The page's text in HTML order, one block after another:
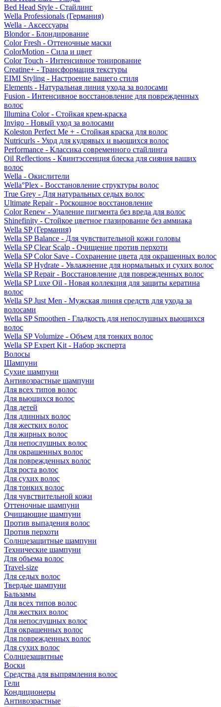
Bed Head Style - Стайлинг
Wella Professionals (Германия)
Wella - Аксессуары
Blondor - Блондирование
Color Fresh - Оттеночные маски
ColorMotion - Сила и цвет
Color Touch - Интенсивное тонирование
Creatine+ - Трансформация текстуры
EIMI Styling - Настроение вашего стиля
Elements - Натуральная линия ухода за волосами
Fusion - Интенсивное восстановление для поврежденных
волос
Illumina Color - Стойкая крем-краска
Invigo - Новый уход за волосами
Koleston Perfect Me + - Стойкая краска для волос
Nutricurls - Уход для кудрявых и вьющихся волос
Performance - Классика современного стайлинга
Oil Reflections - Квинтэссенция блеска для сияния ваших
волос
Wella - Окислители
Wella°Plex - Восстановление структуры волос
True Grey - Для натуральных седых волос
Ultimate Repair - Роскошное восстановление
Color Renew - Удаление пигмента без вреда для волос
Shinefinity - Стойкое цветное глазирование без аммиака
Wella SP (Германия)
Wella SP Balance - Для чувствительной кожи головы
Wella SP Clear Scalp - Очищение против перхоти
Wella SP Color Save - Сохранение цвета для окрашенных волос
Wella SP Hydrate - Увлажнение для нормальных и сухих волос
Wella SP Repair - Восстановление для поврежденных волос
Wella SP Luxe Oil - Новая коллекция для защиты кератина
волос
Wella SP Just Men - Мужская линия средств для ухода за
волосами
Wella SP Smoothen - Гладкость для непослушных вьющихся
волос
Wella SP Volumize - Объем для тонких волос
Wella SP Expert Kit - Набор эксперта
Волосы
Шампуни
Сухие шампуни
Антивозрастные шампуни
Для всех типов волос
Для вьющихся волос
Для детей
Для длинных волос
Для жестких волос
Для жирных волос
Для непослушных волос
Для окрашенных волос
Для поврежденных волос
Для роста волос
Для сухих волос
Для тонких волос
Для чувствительной кожи
Оттеночные шампуни
Очищающие шампуни
Против выпадения волос
Против перхоти
Солнцезащитные шампуни
Технические шампуни
Для объема волос
Travel-size
Для седых волос
Твердые шампуни
Бальзамы
Для всех типов волос
Для жестких волос
Для непослушных волос
Для окрашенных волос
Для поврежденных волос
Для сухих волос
Солнцезащитные
Воски
Средства для выпрямления волос
Гели
Кондиционеры
Антивозрастные